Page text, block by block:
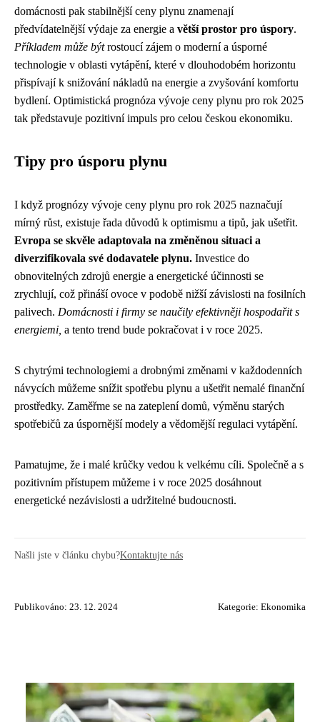
domácnosti pak stabilnější ceny plynu znamenají
předvídatelnější výdaje za energie a větší prostor pro úspory.
Příkladem může býtrostoucí zájem o moderní a úsporné
technologie v oblasti vytápění, které v dlouhodobém horizontu
přispívají k snižování nákladů na energie a zvyšování komfortu
bydlení. Optimistická prognóza vývoje ceny plynu pro rok 2025
tak představuje pozitivní impuls pro celou českou ekonomiku.
Tipy pro úsporu plynu
I když prognózy vývoje ceny plynu pro rok 2025 naznačují
mírný růst, existuje řada důvodů k optimismu a tipů, jak ušetřit.
Evropa se skvěle adaptovala na změněnou situaci a
diverzifikovala své dodavatele plynu. Investice do
obnovitelných zdrojů energie a energetické účinnosti se
zrychlují, což přináší ovoce v podobě nižší závislosti na fosilních
palivech. Domácnosti i firmy se naučily efektivněji hospodařit s
energiemi, a tento trend bude pokračovat i v roce 2025.
S chytrými technologiemi a drobnými změnami v každodenních
návycích můžeme snížit spotřebu plynu a ušetřit nemalé finanční
prostředky. Zaměřme se na zateplení domů, výměnu starých
spotřebičů za úspornější modely a vědomější regulaci vytápění.
Pamatujme, že i malé krůčky vedou k velkému cíli. Společně a s
pozitivním přístupem můžeme i v roce 2025 dosáhnout
energetické nezávislosti a udržitelné budoucnosti.
Našli jste v článku chybu?Kontaktujte nás
Publikováno: 23. 12. 2024 Kategorie: Ekonomika